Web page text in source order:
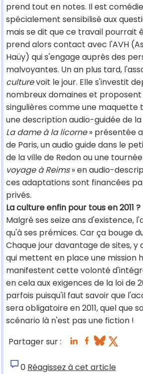
prend tout en notes. Il est
spécialement sensibilisé aux
mais se dit que ce travail pourrait
prend alors contact avec l'AVH
Haüy) qui s'engage auprès des
malvoyantes. Un an plus tard,
culturevoit le jour. Elle s'investit
nombreux domaines et proposent
singulières comme une maquette
une description audio-guidée de
La dame à la licorne» présentée
de Paris, un audio guide dans le
de la ville de Redon ou une
voyage à Reims» en audio-
ces adaptations sont financées
privés.
La culture enfin pour tous en 2011 ?
Malgré ses seize ans d'existence,
qu'à ses prémices. Car ça bouge
Chaque jour davantage de sites, y
qui mettent en place une mission
manifestent cette volonté
en cela aux exigences de la loi de
parfois puisqu'il faut savoir que
sera obligatoire en 2011, quel que
scénario là n'est pas une fiction !
Partager sur :
0 Réagissez à cet article